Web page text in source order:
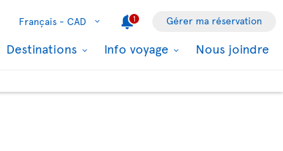
Français - CAD 1 Gérer ma réservation
Destinations Info voyage Nous joindre